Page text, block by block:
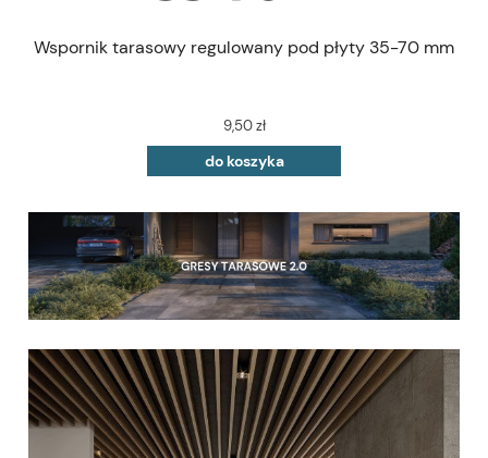
Wspornik tarasowy regulowany pod płyty 35-70 mm
9,50 zł
do koszyka